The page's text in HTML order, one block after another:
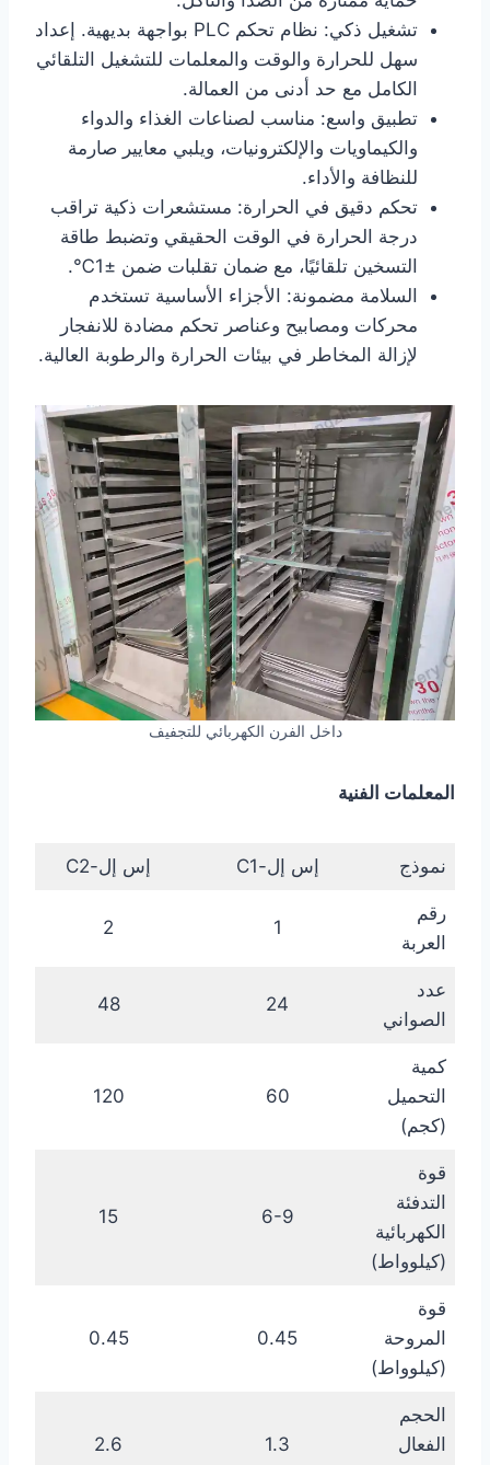
تشغيل ذكي: نظام تحكم PLC بواجهة بديهية. إعداد
سهل للحرارة والوقت والمعلمات للتشغيل التلقائي
الكامل مع حد أدنى من العمالة.
تطبيق واسع: مناسب لصناعات الغذاء والدواء
والكيماويات والإلكترونيات، ويلبي معايير صارمة
للنظافة والأداء.
تحكم دقيق في الحرارة: مستشعرات ذكية تراقب
درجة الحرارة في الوقت الحقيقي وتضبط طاقة
التسخين تلقائيًا، مع ضمان تقلبات ضمن ±1℃.
السلامة مضمونة: الأجزاء الأساسية تستخدم
محركات ومصابيح وعناصر تحكم مضادة للانفجار
لإزالة المخاطر في بيئات الحرارة والرطوبة العالية.
داخل الفرن الكهربائي للتجفيف
المعلمات الفنية
نموذج إس إل-C1 إس إل-C2
رقم
العربة
1
2
عدد
الصواني
24
48
كمية
التحميل
(كجم)
60
120
قوة
التدفئة
الكهربائية
(كيلوواط)
6-9
15
قوة
المروحة
(كيلوواط)
0.45
0.45
الحجم
الفعال
1.3
2.6